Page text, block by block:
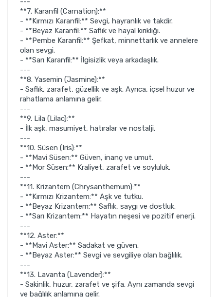
**7. Karanfil (Carnation):**
- **Kırmızı Karanfil:** Sevgi, hayranlık ve takdir.
- **Beyaz Karanfil:** Saflık ve hayal kırıklığı.
- **Pembe Karanfil:** Şefkat, minnettarlık ve annelere
olan sevgi.
- **Sarı Karanfil:** İlgisizlik veya arkadaşlık.
---
**8. Yasemin (Jasmine):**
- Saflık, zarafet, güzellik ve aşk. Ayrıca, içsel huzur ve
rahatlama anlamına gelir.
---
**9. Lila (Lilac):**
- İlk aşk, masumiyet, hatıralar ve nostalji.
---
**10. Süsen (Iris):**
- **Mavi Süsen:** Güven, inanç ve umut.
- **Mor Süsen:** Kraliyet, zarafet ve soyluluk.
---
**11. Krizantem (Chrysanthemum):**
- **Kırmızı Krizantem:** Aşk ve tutku.
- **Beyaz Krizantem:** Saflık, saygı ve dostluk.
- **Sarı Krizantem:** Hayatın neşesi ve pozitif enerji.
---
**12. Aster:**
- **Mavi Aster:** Sadakat ve güven.
- **Beyaz Aster:** Sevgi ve sevgiliye olan bağlılık.
---
**13. Lavanta (Lavender):**
- Sakinlik, huzur, zarafet ve şifa. Aynı zamanda sevgi
ve bağlılık anlamına gelir.